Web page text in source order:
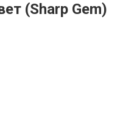
(Sharp Gem)